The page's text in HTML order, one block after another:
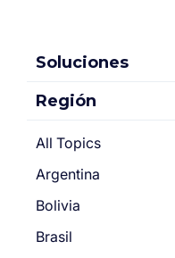
Soluciones
Región
All Topics
Argentina
Bolivia
Brasil